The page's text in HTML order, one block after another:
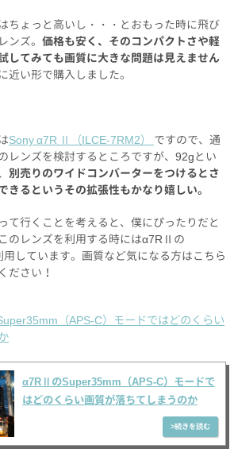
ちょっと高いし・・・とおもった時に飛び
ンズ。 価格も安く、そのコンパクトさや軽
してみても画質に大きな問題は見えません
近い形で購入しました。
Sony α7R Ⅱ（ILCE-7RM2） ですので、通
レンズを検討するところですが、92gとい
別売りのワイドコンバーターをつけるとさ
きるというその拡張性もかなり嬉しい。
て行くことを考えると、僕にぴったりだと
のレンズを利用する時にはα7RⅡの
しています。画質など気になる方はこちら
ださい！
（APS-C）モードではどのくらい
α7RⅡのSuper35mm（APS-C）モードで
はどのくらい画質が落ちてしまうのか